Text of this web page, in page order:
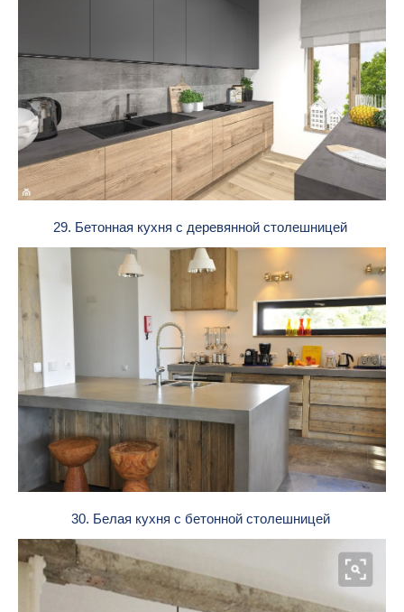
29. Бетонная кухня с деревянной столешницей
30. Белая кухня с бетонной столешницей